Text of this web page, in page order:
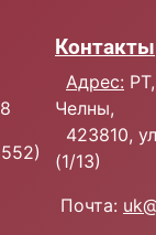
Контакты
Адрес:
Челны,
423810,
(1/13)
Почта: